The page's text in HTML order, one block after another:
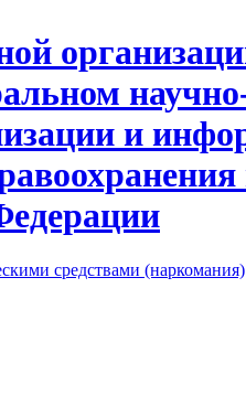
средствами (наркомания)